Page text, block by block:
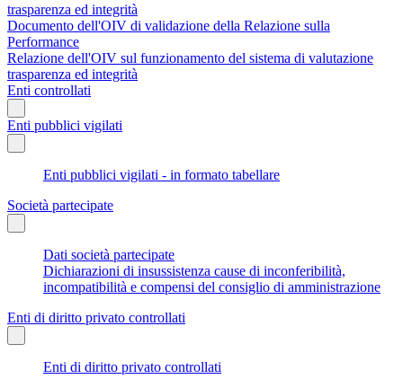
trasparenza ed integrità
Documento dell'OIV di validazione della Relazione sulla
Performance
Relazione dell'OIV sul funzionamento del sistema di valutazione
trasparenza ed integrità
Enti controllati
Enti pubblici vigilati
Enti pubblici vigilati - in formato tabellare
Società partecipate
Dati società partecipate
Dichiarazioni di insussistenza cause di inconferibilità,
incompatibilità e compensi del consiglio di amministrazione
Enti di diritto privato controllati
Enti di diritto privato controllati